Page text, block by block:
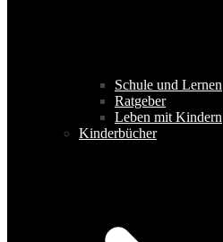
Schule und Lernen
Ratgeber
Leben mit Kindern
Kinderbücher